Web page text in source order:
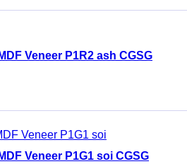
Veneer P1R2 ash CGSG
Veneer P1G1 soi CGSG